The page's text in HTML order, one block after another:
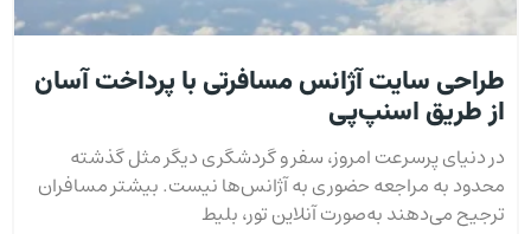
طراحی سایت آژانس مسافرتی با پرداخت آسان
از طریق اسنپ‌پی
در دنیای پرسرعت امروز، سفر و گردشگری دیگر مثل گذشته
محدود به مراجعه حضوری به آژانس‌ها نیست. بیشتر مسافران
ترجیح می‌دهند به‌صورت آنلاین تور، بلیط